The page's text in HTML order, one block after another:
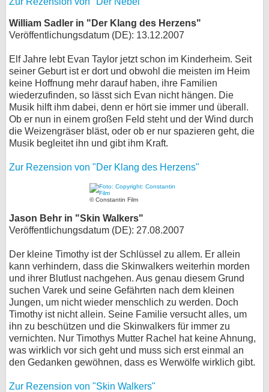
William Sadler in "Der Klang des Herzens"
Veröffentlichungsdatum (DE): 13.12.2007
Elf Jahre lebt Evan Taylor jetzt schon im Kinderheim. Seit
seiner Geburt ist er dort und obwohl die meisten im Heim
keine Hoffnung mehr darauf haben, ihre Familien
wiederzufinden, so lässt sich Evan nicht hängen. Die
Musik hilft ihm dabei, denn er hört sie immer und überall.
Ob er nun in einem großen Feld steht und der Wind durch
die Weizengräser bläst, oder ob er nur spazieren geht, die
Musik begleitet ihn und gibt ihm Kraft.
Zur Rezension von "Der Klang des Herzens"
© Constantin Film
Jason Behr in "Skin Walkers"
Veröffentlichungsdatum (DE): 27.08.2007
Der kleine Timothy ist der Schlüssel zu allem. Er allein
kann verhindern, dass die Skinwalkers weiterhin morden
und ihrer Blutlust nachgehen. Aus genau diesem Grund
suchen Varek und seine Gefährten nach dem kleinen
Jungen, um nicht wieder menschlich zu werden. Doch
Timothy ist nicht allein. Seine Familie versucht alles, um
ihn zu beschützen und die Skinwalkers für immer zu
vernichten. Nur Timothys Mutter Rachel hat keine Ahnung,
was wirklich vor sich geht und muss sich erst einmal an
den Gedanken gewöhnen, dass es Werwölfe wirklich gibt.
Zur Rezension von "Skin Walkers"